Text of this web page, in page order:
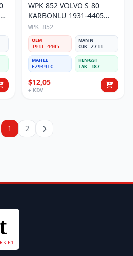
WPK 852 VOLVO S 80
KARBONLU 1931-4405
Polen Filtresi
WPK 852
OEM
1931-4405
MANN
CUK 2733
MAHLE
E2949LC
HENGST
LAK 387
$12,05
+ KDV
1 2